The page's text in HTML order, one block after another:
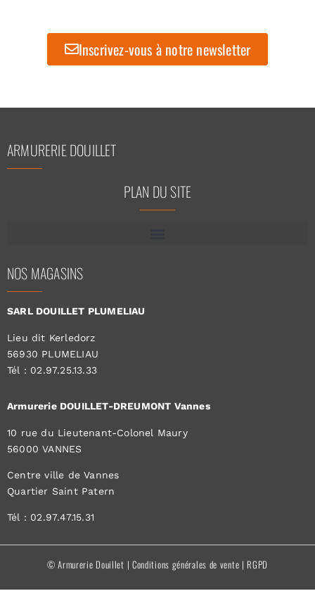
Inscrivez-vous à notre newsletter
ARMURERIE DOUILLET
PLAN DU SITE
NOS MAGASINS
SARL DOUILLET PLUMELIAU
Lieu dit Kerledorz
56930 PLUMELIAU
Tél : 02.97.25.13.33
Armurerie DOUILLET-DREUMONT Vannes
10 rue du Lieutenant-Colonel Maury
56000 VANNES
Centre ville de Vannes
Quartier Saint Patern
Tél : 02.97.47.15.31
© Armurerie Douillet | Conditions générales de vente | RGPD